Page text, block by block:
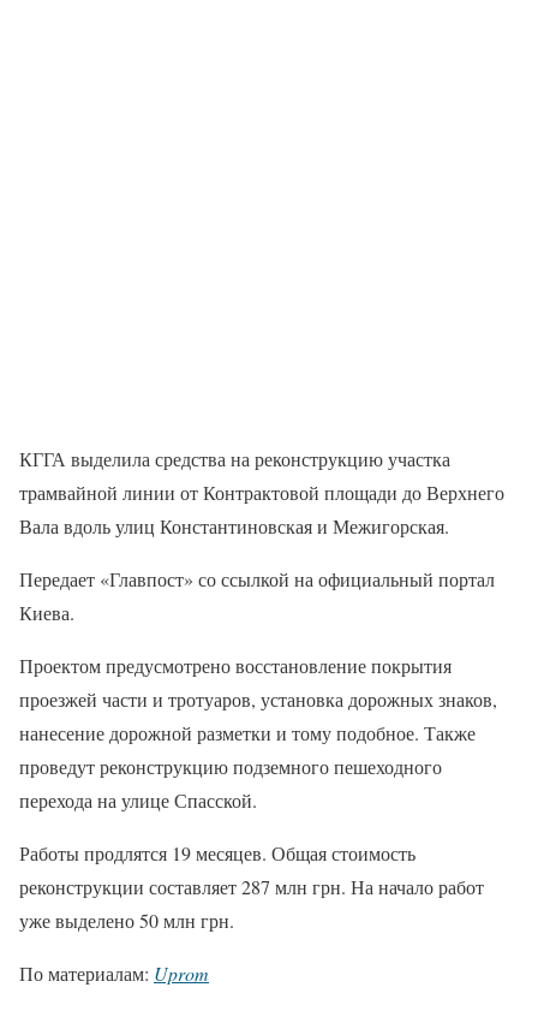
КГГА выделила средства на реконструкцию участка
трамвайной линии от Контрактовой площади до Верхнего
Вала вдоль улиц Константиновская и Межигорская.
Передает «Главпост» со ссылкой на официальный портал
Киева.
Проектом предусмотрено восстановление покрытия
проезжей части и тротуаров, установка дорожных знаков,
нанесение дорожной разметки и тому подобное. Также
проведут реконструкцию подземного пешеходного
перехода на улице Спасской.
Работы продлятся 19 месяцев. Общая стоимость
реконструкции составляет 287 млн грн. На начало работ
уже выделено 50 млн грн.
По материалам: Uprom